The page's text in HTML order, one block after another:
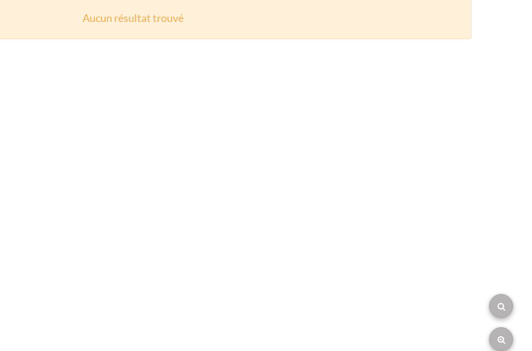
Aucun résultat trouvé